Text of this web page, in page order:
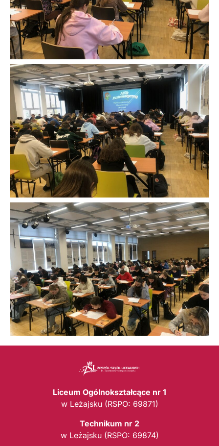
Liceum Ogólnokształcące nr 1
w Leżajsku (RSPO: 69871)
Technikum nr 2
w Leżajsku (RSPO: 69874)